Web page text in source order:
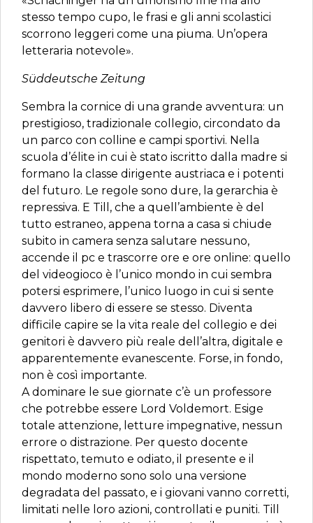
stesso tempo cupo, le frasi e gli anni scolastici
scorrono leggeri come una piuma. Un’opera
letteraria notevole».
Süddeutsche Zeitung
Sembra la cornice di una grande avventura: un
prestigioso, tradizionale collegio, circondato da
un parco con colline e campi sportivi. Nella
scuola d’élite in cui è stato iscritto dalla madre si
formano la classe dirigente austriaca e i potenti
del futuro. Le regole sono dure, la gerarchia è
repressiva. E Till, che a quell’ambiente è del
tutto estraneo, appena torna a casa si chiude
subito in camera senza salutare nessuno,
accende il pc e trascorre ore e ore online: quello
del videogioco è l’unico mondo in cui sembra
potersi esprimere, l’unico luogo in cui si sente
davvero libero di essere se stesso. Diventa
difficile capire se la vita reale del collegio e dei
genitori è davvero più reale dell’altra, digitale e
apparentemente evanescente. Forse, in fondo,
non è così importante.
A dominare le sue giornate c’è un professore
che potrebbe essere Lord Voldemort. Esige
totale attenzione, letture impegnative, nessun
errore o distrazione. Per questo docente
rispettato, temuto e odiato, il presente e il
mondo moderno sono solo una versione
degradata del passato, e i giovani vanno corretti,
limitati nelle loro azioni, controllati e puniti. Till